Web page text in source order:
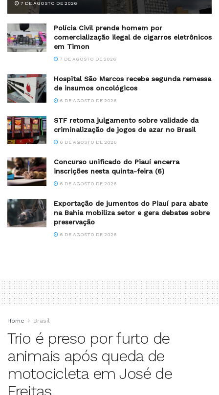
7 DE AGOSTO DE 2026
Polícia Civil prende homem por
comercialização ilegal de cigarros eletrônicos
em Timon
7 DE AGOSTO DE 2026
Hospital São Marcos recebe segunda remessa
de insumos oncológicos
6 DE AGOSTO DE 2026
STF retoma julgamento sobre validade da
criminalização de jogos de azar no Brasil
6 DE AGOSTO DE 2026
Concurso unificado do Piauí encerra
inscrições nesta quinta-feira (6)
6 DE AGOSTO DE 2026
Exportação de jumentos do Piauí para abate
na Bahia mobiliza setor e gera debates sobre
preservação
6 DE AGOSTO DE 2026
Home Brasil
Trio é preso por furto de
animais após queda de
motocicleta em José de